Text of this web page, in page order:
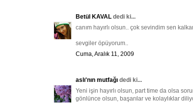
Betül KAVAL dedi ki...
canım hayırlı olsun.. çok sevindim sen
sevgiler öpüyorum..
Cuma, Aralık 11, 2009
aslı'nın mutfağı dedi ki...
Yeni işin hayırlı olsun, part time da olsa
gönlünce olsun, başarılar ve kolaylıklar